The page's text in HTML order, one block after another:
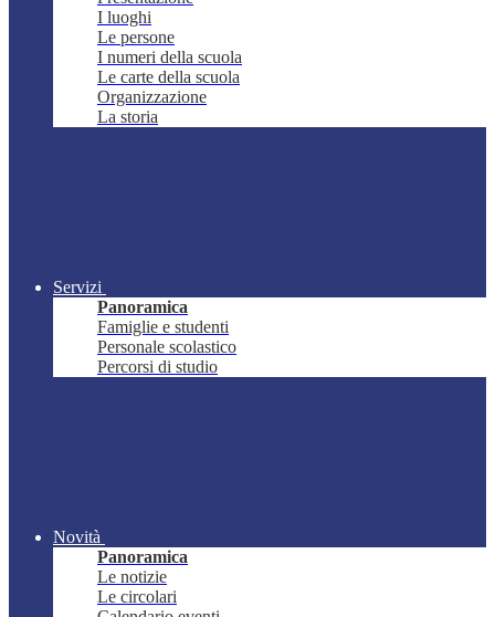
I luoghi
Le persone
I numeri della scuola
Le carte della scuola
Organizzazione
La storia
Servizi
Panoramica
Famiglie e studenti
Personale scolastico
Percorsi di studio
Novità
Panoramica
Le notizie
Le circolari